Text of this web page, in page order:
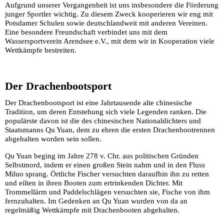
Aufgrund unserer Vergangenheit ist uns insbesondere die Förderung
junger Sportler wichtig. Zu diesem Zweck kooperieren wir eng mit
Potsdamer Schulen sowie deutschlandweit mit anderen Vereinen.
Eine besondere Freundschaft verbindet uns mit dem
Wassersportverein Arendsee e.V., mit dem wir in Kooperation viele
Wettkämpfe bestreiten.
Der Drachenbootsport
Der Drachenbootsport ist eine Jahrtausende alte chinesische
Tradition, um deren Entstehung sich viele Legenden ranken. Die
populärste davon ist die des chinesischen Nationaldichters und
Staatsmanns Qu Yuan, dem zu ehren die ersten Drachenbootrennen
abgehalten worden sein sollen.
Qu Yuan beging im Jahre 278 v. Chr. aus politischen Gründen
Selbstmord, indem er einen großen Stein nahm und in den Fluss
Miluo sprang. Örtliche Fischer versuchten daraufhin ihn zu retten
und eilten in ihren Booten zum ertrinkenden Dichter. Mit
Trommellärm und Paddelschlägen versuchten sie, Fische von ihm
fernzuhalten. Im Gedenken an Qu Yuan wurden von da an
regelmäßig Wettkämpfe mit Drachenbooten abgehalten.